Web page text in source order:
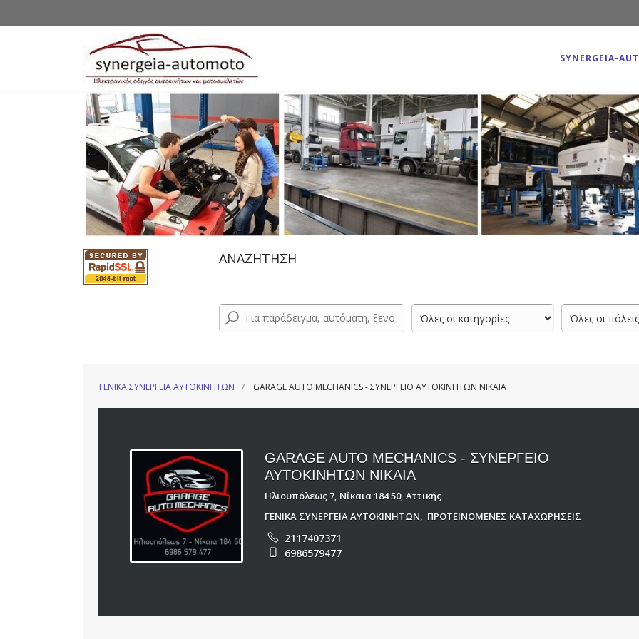
SYNERGEIA-
ΑΝΑΖΗΤΗΣΗ
ΓΕΝΙΚΑ ΣΥΝΕΡΓΕΙΑ ΑΥΤΟΚΙΝΗΤΩΝ GARAGE AUTO MECHANICS - ΣΥΝΕΡΓΕΙΟ ΑΥΤΟΚΙΝΗΤΩΝ ΝΙΚΑΙΑ
GARAGE AUTO MECHANICS - ΣΥΝΕΡΓΕΙΟ
ΑΥΤΟΚΙΝΗΤΩΝ ΝΙΚΑΙΑ
Ηλιουπόλεως 7, Νίκαια 184 50, Αττικής
ΓΕΝΙΚΑ ΣΥΝΕΡΓΕΙΑ ΑΥΤΟΚΙΝΗΤΩΝ
ΠΡΟΤΕΙΝΟΜΕΝΕΣ ΚΑΤΑΧΩΡΗΣΕΙΣ
2117407371
6986579477